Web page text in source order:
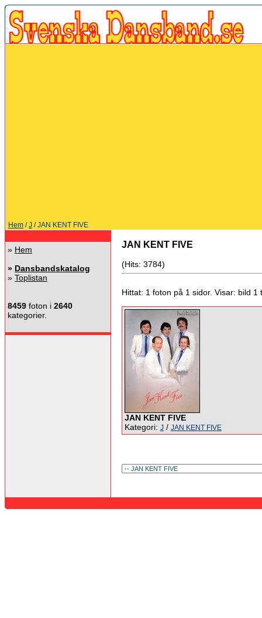
Hem /J / JAN KENT FIVE
» Hem
» Dansbandskatalog
» Toplistan
8459 foton i 2640
kategorier.
JAN KENT FIVE
(Hits: 3784)
Hittat: 1 foton på 1 sidor. Visar: bild 1
JAN KENT FIVE
Kategori: J / JAN KENT FIVE